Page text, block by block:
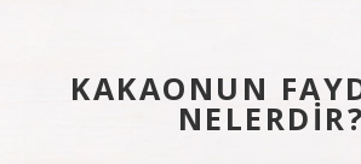
KAKAONUN
NELERDİR?